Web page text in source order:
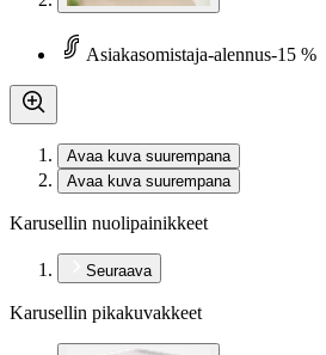
Asiakasomistaja-alennus-15 %
Avaa kuva suurempana
Avaa kuva suurempana
Karusellin nuolipainikkeet
Seuraava
Karusellin pikakuvakkeet